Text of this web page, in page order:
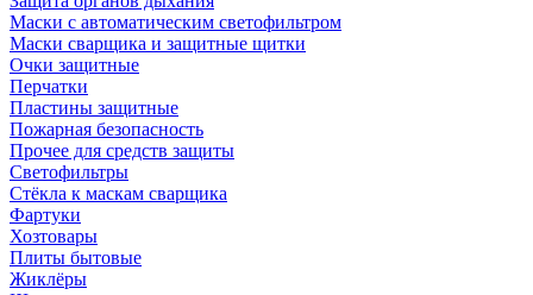
Маски с автоматическим светофильтром
Маски сварщика и защитные щитки
Очки защитные
Перчатки
Пластины защитные
Пожарная безопасность
Прочее для средств защиты
Светофильтры
Стёкла к маскам сварщика
Фартуки
Хозтовары
Плиты бытовые
Жиклёры